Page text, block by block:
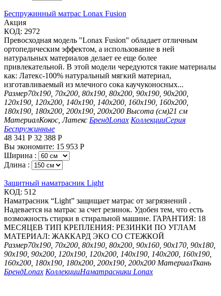
Беспружинный матрас Lonax Fusion
Aкция
КОД: 2972
Превосходная модель "Lonax Fusion" обладает отличным
ортопедическим эффектом, а использование в ней
натуральных материалов делает ее еще более
привлекательной. В этой модели чередуются такие материалы
как: Латекс-100% натуральный мягкий материал,
изготавливаемый из млечного сока каучуконосных...
Размер70х190, 70х200, 80х190, 80х200, 90х190, 90х200,
120х190, 120х200, 140х190, 140х200, 160х190, 160х200,
180х190, 180х200, 200х190, 200х200 Высота (см)21 см
МатериалКокос, Латекс БрендLonax КоллекцииСерия
Беспружинные
48 341 Р 32 388 Р
Вы экономите: 15 953 Р
Ширина :
Длина :
Защитный наматрасник Light
КОД: 512
Наматрасник “Light” защищает матрас от загрязнений .
Надевается на матрас за счет резинок. Удобен тем, что есть
возможность стирки в стиральной машине. ГАРАНТИЯ: 18
МЕСЯЦЕВ ТИП КРЕПЛЕНИЯ: РЕЗИНКИ ПО УГЛАМ
МАТЕРИАЛ: ЖАККАРД ЭКО СО СТЕЖКОЙ
Размер70х190, 70х200, 80х190, 80х200, 90х160, 90х170, 90х180,
90х190, 90х200, 120х190, 120х200, 140х190, 140х200, 160х190,
160х200, 180х190, 180х200, 200х190, 200х200 МатериалТкань
БрендLonax КоллекцииНаматрасники Lonax